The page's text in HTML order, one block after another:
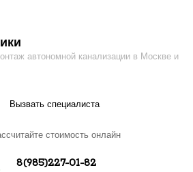
автономной канализации в Москве и
Вызвать специалиста
стоимость онлайн
8(985)227-01-82